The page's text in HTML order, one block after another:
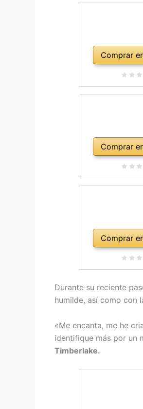
Comprar
Comprar
Comprar
Durante su reciente
humilde, así como con
«Me encanta, me he
identifique más por un
Timberlake.